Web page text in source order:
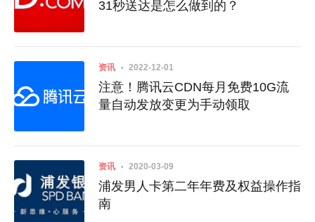
31秒送达是怎么做到的？
资讯 2022-12-01
注意！腾讯云CDN每月免费10G流
量自动发放变更为手动领取
资讯 2020-03-09
浦发男人卡第二年年费及权益操作指
南